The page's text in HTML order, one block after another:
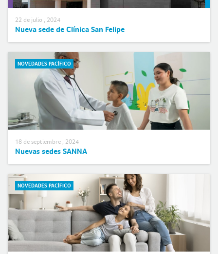
22 de julio , 2024
Nueva sede de Clínica San Felipe
NOVEDADES PACÍFICO
18 de septiembre , 2024
Nuevas sedes SANNA
NOVEDADES PACÍFICO